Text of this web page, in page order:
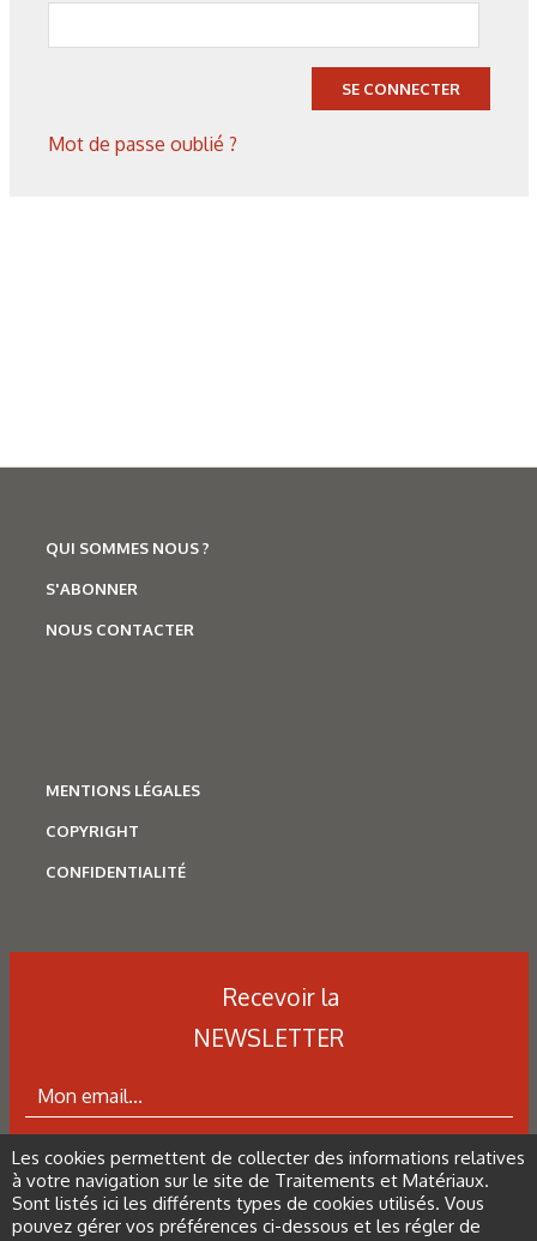
Caractérisation des hydrures
de titane : revue des principales
techniques d’analyse
N°500 - Mai / Juin 2026
Traitements thermiques
superficielle
Simulation numérique
Simulation métallurgique
et optimisation des traitements
thermiques : une approche multi-
physique et multi-échelle
SE CONNECTER
Mot de passe oublié ?
QUI SOMMES NOUS ?
S'ABONNER
NOUS CONTACTER
MENTIONS LÉGALES
COPYRIGHT
CONFIDENTIALITÉ
Recevoir la
NEWSLETTER
ABONNEZ-VOUS À LA NEWSLETTER
Les cookies permettent de collecter des informations relatives
à votre navigation sur le site de Traitements et Matériaux.
Sont listés ici les différents types de cookies utilisés. Vous
pouvez gérer vos préférences ci-dessous et les régler de